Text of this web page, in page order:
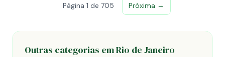
Página 1 de 705 Próxima →
Outras categorias em Rio de Janeiro